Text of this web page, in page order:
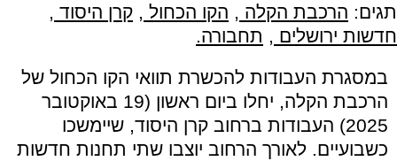
תגים: הרכבת הקלה , הקו הכחול , קרן היסוד ,
חדשות ירושלים , תחבורה.
במסגרת העבודות להכשרת תוואי הקו הכחול של
הרכבת הקלה, יחלו ביום ראשון (19 באוקטובר
2025) העבודות ברחוב קרן היסוד, שיימשכו
כשבועיים. לאורך הרחוב יוצבו שתי תחנות חדשות